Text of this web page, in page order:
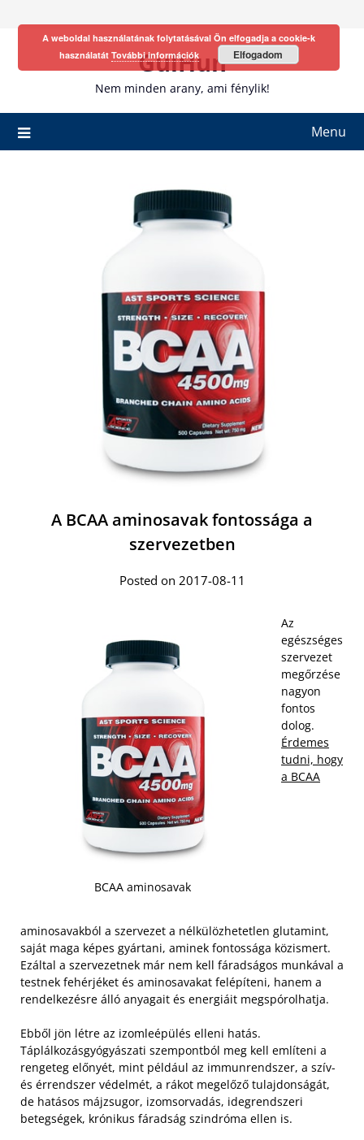
GulHun
Nem minden arany, ami fénylik!
Menu
A BCAA aminosavak fontossága a
szervezetben
Posted on 2017-08-11
BCAA aminosavak
Az
egészséges
szervezet
megőrzése
nagyon
fontos
dolog.
Érdemes
tudni, hogy
a BCAA
aminosavakból a szervezet a nélkülözhetetlen glutamint,
saját maga képes gyártani, aminek fontossága közismert.
Ezáltal a szervezetnek már nem kell fáradságos munkával a
testnek fehérjéket és aminosavakat felépíteni, hanem a
rendelkezésre álló anyagait és energiáit megspórolhatja.
Ebből jön létre az izomleépülés elleni hatás.
Táplálkozásgyógyászati szempontból meg kell említeni a
rengeteg előnyét, mint például az immunrendszer, a szív-
és érrendszer védelmét, a rákot megelőző tulajdonságát,
de hatásos májzsugor, izomsorvadás, idegrendszeri
betegségek, krónikus fáradság szindróma ellen is.
A weboldal használatának folytatásával Ön elfogadja a cookie-k
használatát További információk Elfogadom